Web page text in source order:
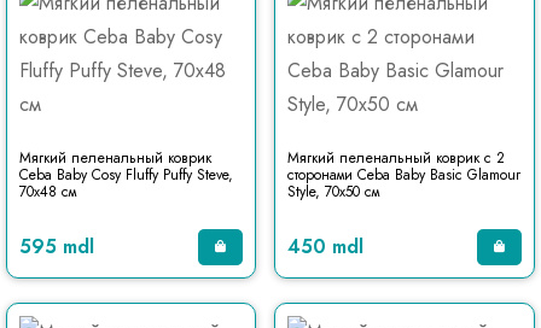
Мягкий пеленальный коврик
Ceba Baby Cosy Fluffy Puffy Steve,
70x48 см
595 mdl
Мягкий пеленальный коврик с 2
сторонами Ceba Baby Basic Glamour
Style, 70x50 см
450 mdl